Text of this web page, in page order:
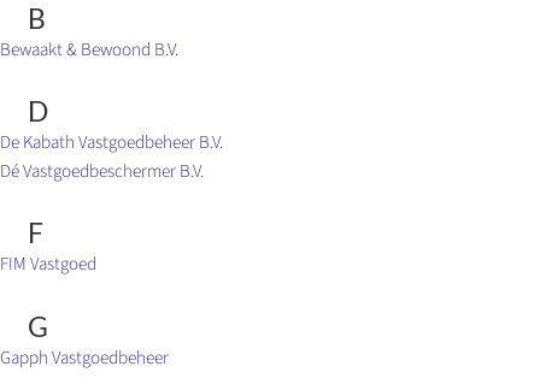
B
Bewaakt & Bewoond B.V.
D
De Kabath Vastgoedbeheer B.V.
Dé Vastgoedbeschermer B.V.
F
FIM Vastgoed
G
Gapph Vastgoedbeheer